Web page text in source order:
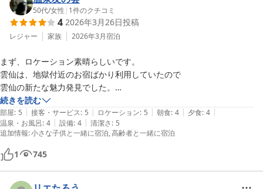
大きな窓ガラスから池と周囲の緑が目の前いっぱいに広がってこれまで
宿泊してきた旅館ホテルの中でダントツの一位です。
欲を言えば、ガラスをもう少し曇り止めとか、景色がよく見える工夫を
鴛鴦の池の周囲を散歩しましたが、浅い部分は日光に照らされ眩しいほ
どのエメラルドグリーンで一見の価値ありです。
唯一残念だったのは、楽しみにしていた朝風呂で、女性の露天風呂が熱
すぎて全く入れなかったことです。雲仙では珍しくサウナのある大浴場
で、お風呂を1番の目的で決めた宿だったので、悔しかったです。温度
管理は是非、頻繁に行っていただきたいです。
朝食の土鍋で炊いたご飯は絶品でした。
経費節減かもしれませんが、お部屋にはティーバッグでなく急須とお茶
歴史と由緒ある唯一無二の旅館だと思いますので、是非、質を下げずに
50代/女性 | 1件のクチコミ
4 2026年3月26日投稿
レジャー 家族 2026年3月宿泊
まず、ロケーション素晴らしいです。
雲仙は、地獄付近のお宿ばかり利用していたので
雲仙の新たな魅力発見でした。
温泉は、硫黄よりも鉄を感じるお湯でした。
湯温も少し熱めかと思いましたが、朝風呂は、少し温度を夜よりも低め
に設定されているのか、それがとても快適でした。
お食事は、どれも工夫されていて、地のものも多く、とても美味しく頂
きました。
夕食、朝食と同じ中居さんにご案内していただき、お料理の説明に留ま
続きを読む
部屋: 5 | 接客・サービス: 5 | ロケーション: 5 | 朝食: 4 | 夕食: 4 |
温泉・お風呂: 4 | 設備: 4 | 清潔さ: 5
追加情報:小さな子供と一緒に宿泊 高齢者と一緒に宿泊
1 745